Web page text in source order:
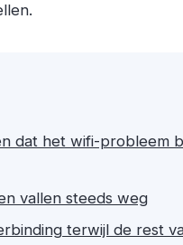
dat het wifi-probleem
vallen steeds weg
terwijl de rest